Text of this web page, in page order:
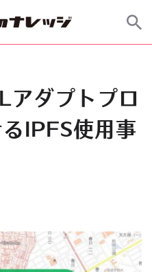
アダプトプロ
IPFS使用事